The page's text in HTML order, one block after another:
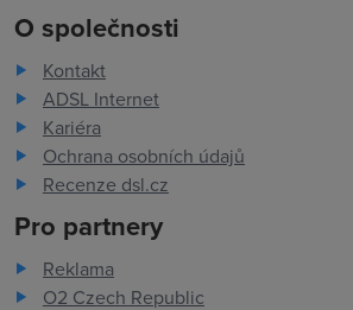
O společnosti
Kontakt
ADSL Internet
Kariéra
Ochrana osobních údajů
Recenze dsl.cz
Pro partnery
Reklama
O2 Czech Republic